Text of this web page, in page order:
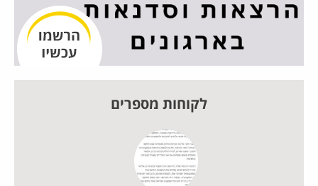
לקוחות מספרים